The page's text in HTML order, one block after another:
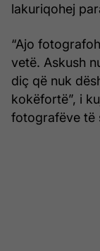
lakuriqohej
“Ajo
vetë. Askush
diç që nuk
kokëfortë”, i
fotografëve të